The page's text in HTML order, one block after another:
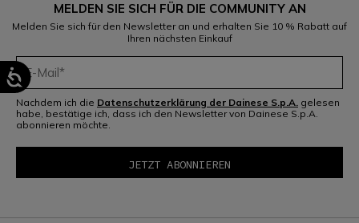
MELDEN SIE SICH FÜR DIE COMMUNITY AN
Melden Sie sich für den Newsletter an und erhalten Sie 10 % Rabatt auf
Ihren nächsten Einkauf
Nachdem ich die Datenschutzerklärung der Dainese S.p.A. gelesen
habe, bestätige ich, dass ich den Newsletter von Dainese S.p.A.
abonnieren möchte.